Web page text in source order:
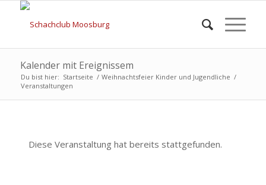
Kalender mit Ereignissem
Du bist hier: Startseite / Weihnachtsfeier Kinder und Jugendliche /
Veranstaltungen
Diese Veranstaltung hat bereits stattgefunden.